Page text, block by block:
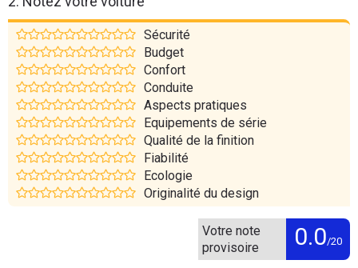
Moto
Marques
Sécurité
Budget
Confort
Conduite
Aspects pratiques
Equipements de série
Qualité de la finition
Fiabilité
Ecologie
Originalité du design
Votre note
provisoire
0.0/20